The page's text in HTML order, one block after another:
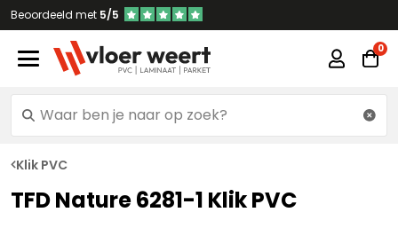
Beoordeeld met 5/5
Klik PVC
TFD Nature 6281-1 Klik PVC